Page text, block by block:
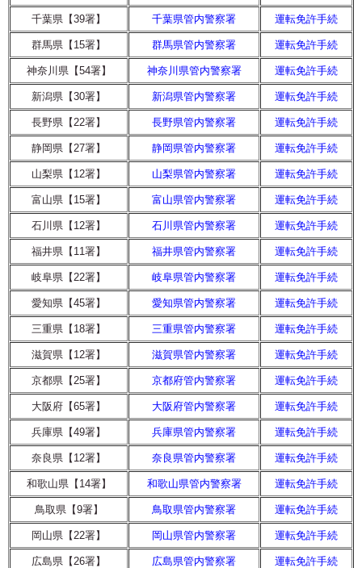
千葉県【39署】 千葉県管内警察署 運転免許手続
群馬県【15署】 群馬県管内警察署 運転免許手続
神奈川県【54署】 神奈川県管内警察署 運転免許手続
新潟県【30署】 新潟県管内警察署 運転免許手続
長野県【22署】 長野県管内警察署 運転免許手続
静岡県【27署】 静岡県管内警察署 運転免許手続
山梨県【12署】 山梨県管内警察署 運転免許手続
富山県【15署】 富山県管内警察署 運転免許手続
石川県【12署】 石川県管内警察署 運転免許手続
福井県【11署】 福井県管内警察署 運転免許手続
岐阜県【22署】 岐阜県管内警察署 運転免許手続
愛知県【45署】 愛知県管内警察署 運転免許手続
三重県【18署】 三重県管内警察署 運転免許手続
滋賀県【12署】 滋賀県管内警察署 運転免許手続
京都県【25署】 京都府管内警察署 運転免許手続
大阪府【65署】 大阪府管内警察署 運転免許手続
兵庫県【49署】 兵庫県管内警察署 運転免許手続
奈良県【12署】 奈良県管内警察署 運転免許手続
和歌山県【14署】 和歌山県管内警察署 運転免許手続
鳥取県【9署】 鳥取県管内警察署 運転免許手続
岡山県【22署】 岡山県管内警察署 運転免許手続
広島県【26署】 広島県管内警察署 運転免許手続